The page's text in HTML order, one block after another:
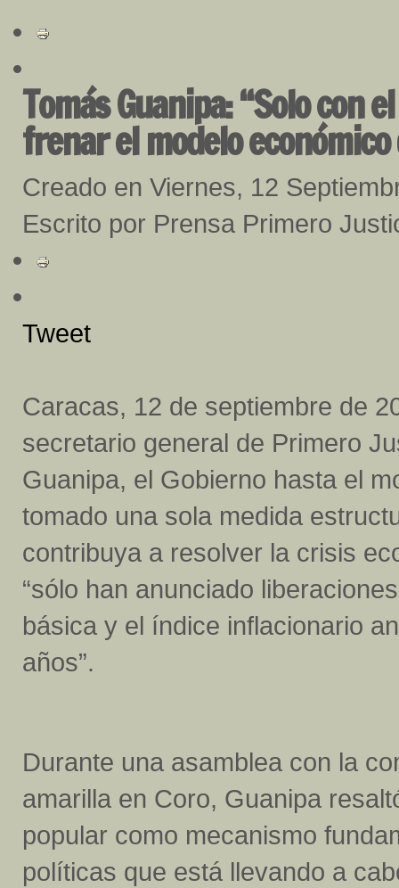
Tomás Guanipa: “Solo con
frenar el modelo
Creado en Viernes, 12
Escrito por Prensa Primero
Tweet
Caracas, 12 de septiembre de
secretario general de Primero
Guanipa, el Gobierno hasta el
tomado una sola medida
contribuya a resolver la crisis
“sólo han anunciado
básica y el índice inflacionario
años”.
Durante una asamblea con la
amarilla en Coro, Guanipa
popular como mecanismo
políticas que está llevando a